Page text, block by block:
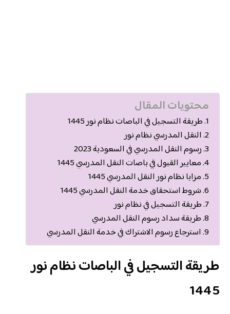
محتويات المقال
طريقة التسجيل في الباصات نظام نور 1445
النقل المدرسي نظام نور
رسوم النقل المدرسي في السعودية 2023
معايير القبول في باصات النقل المدرسي 1445
مزايا نظام نور النقل المدرسي 1445
شروط استحقاق خدمة النقل المدرسي 1445
طريقة التسجيل في نظام نور
طريقة سداد رسوم النقل المدرسي
استرجاع رسوم الاشتراك في خدمة النقل المدرسي
طريقة التسجيل في الباصات نظام نور
1445